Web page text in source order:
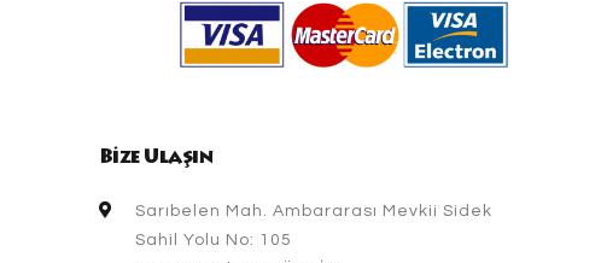
Bize Ulaşın
Sarıbelen Mah. Ambararası Mevkii Sidek
Sahil Yolu No: 105